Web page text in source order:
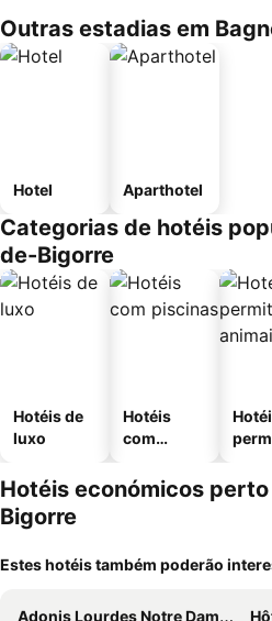
Outras estadias em
Hotel Aparthotel
Categorias de hotéis
de-Bigorre
Hotéis de
luxo
Hotéis
com
Hotéis económicos
Bigorre
Estes hotéis também poderão
Adonis Lourdes Notre Dame De La Sarte